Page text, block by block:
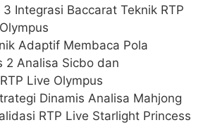
Integrasi Baccarat Teknik RTP
Adaptif Membaca Pola
2 Analisa Sicbo dan
Live Olympus
Dinamis Analisa Mahjong
RTP Live Starlight Princess